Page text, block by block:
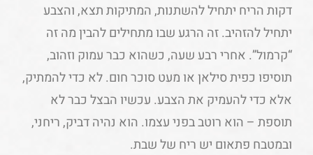
דקות הריח יתחיל להשתנות, המתיקות תצא, והצבע
יתחיל להזהיב. זה הרגע שבו מתחילים להבין מה זה
“קרמול”. אחרי רבע שעה, כשהוא כבר עמוק וזהוב,
תוסיפו כפית סילאן או מעט סוכר חום. לא כדי להמתיק,
אלא כדי להעמיק את הצבע. עכשיו הבצל כבר לא
תוספת – הוא רוטב בפני עצמו. הוא נהיה דביק, ריחני,
ובמטבח פתאום יש ריח של שבת.